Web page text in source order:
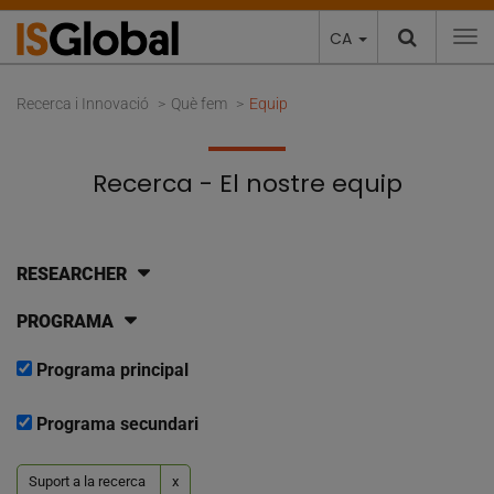
CA
Recerca i Innovació Què fem Equip
Recerca - El nostre equip
RESEARCHER
PROGRAMA
Programa principal
Programa secundari
Suport a la recerca x